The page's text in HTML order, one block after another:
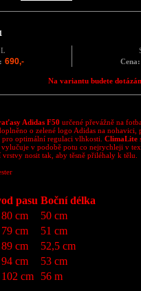
L
690,-
Cena:
Na variantu budete
Adidas F50 určené převážně na
o zelené logo Adidas na nohavici,
pro optimální regulaci vlhkosti. ClimaLite
v podobě potu co nejrychleji v
nosit tak, aby těsně přiléhaly k tělu.
pasu Boční délka
cm
50 cm
cm
51 cm
cm
52,5 cm
cm
53 cm
cm 56 m